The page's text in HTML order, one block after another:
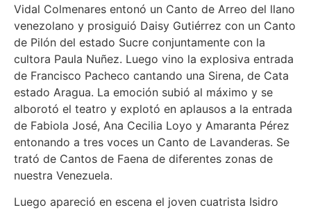
Vidal Colmenares entonó un Canto de Arreo del llano
venezolano y prosiguió Daisy Gutiérrez con un Canto
de Pilón del estado Sucre conjuntamente con la
cultora Paula Nuñez. Luego vino la explosiva entrada
de Francisco Pacheco cantando una Sirena, de Cata
estado Aragua. La emoción subió al máximo y se
alborotó el teatro y explotó en aplausos a la entrada
de Fabiola José, Ana Cecilia Loyo y Amaranta Pérez
entonando a tres voces un Canto de Lavanderas. Se
trató de Cantos de Faena de diferentes zonas de
nuestra Venezuela.
Luego apareció en escena el joven cuatrista Isidro